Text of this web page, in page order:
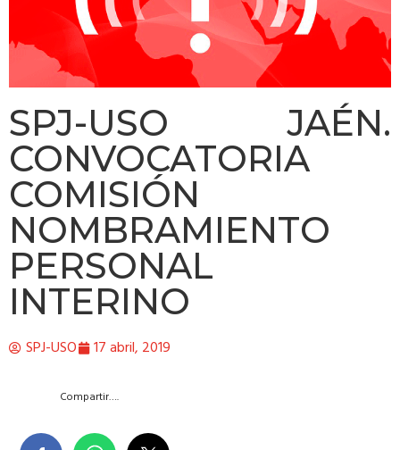
SPJ-USO JAÉN.
CONVOCATORIA
COMISIÓN
NOMBRAMIENTO
PERSONAL
INTERINO
SPJ-USO 17 abril, 2019
Compartir….